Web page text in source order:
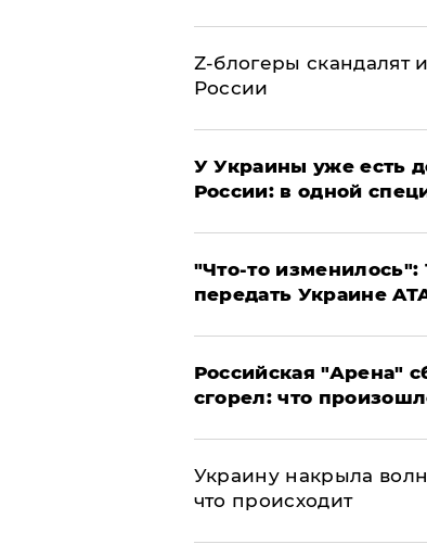
Z-блогеры скандалят
России
У Украины уже есть
России: в одной
​"Что-то
передать Украине
​Российская "Арена"
сгорел: что
​Украину накрыла
что происходит